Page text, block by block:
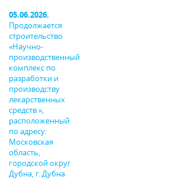
05.06.2026.
Продолжается
строительство
«Научно-
производственный
комплекс по
разработки и
производству
лекарственных
средств »,
расположенный
по адресу:
Московская
область,
городской округ
Дубна, г. Дубна